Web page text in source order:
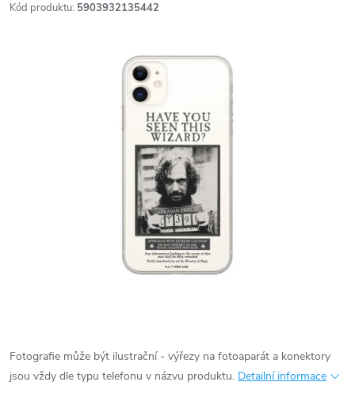
Kód produktu: 5903932135442
Fotografie může být ilustrační - výřezy na fotoaparát a konektory
jsou vždy dle typu telefonu v názvu produktu. Detailní informace